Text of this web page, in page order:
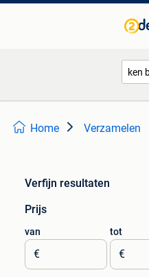
Home Verzamelen
Verfijn resultaten
Prijs
van
€
tot
€